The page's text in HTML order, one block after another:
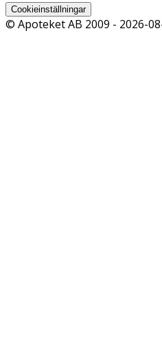
Cookieinställningar
© Apoteket AB 2009 - 2026-